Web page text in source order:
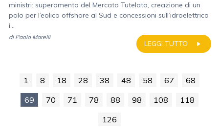
ministri: superamento del Mercato Tutelato, creazione di un
polo per l’eolico offshore al Sud e concessioni sull’idroelettrico
i...
LEGGI TUTTO
di Paolo Marelli
1 8 18 28 38 48 58 67
68
69
70 71 78 88 98 108
118
126